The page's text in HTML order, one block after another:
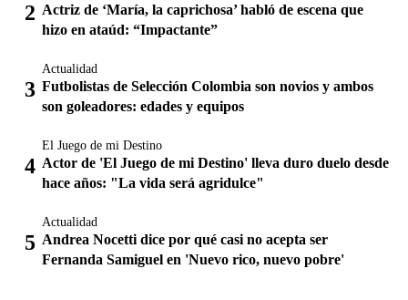
Actriz de ‘María, la caprichosa’ habló de escena que
hizo en ataúd: “Impactante”
Actualidad
Futbolistas de Selección Colombia son novios y ambos
son goleadores: edades y equipos
El Juego de mi Destino
Actor de 'El Juego de mi Destino' lleva duro duelo desde
hace años: "La vida será agridulce"
Actualidad
Andrea Nocetti dice por qué casi no acepta ser
Fernanda Samiguel en 'Nuevo rico, nuevo pobre'